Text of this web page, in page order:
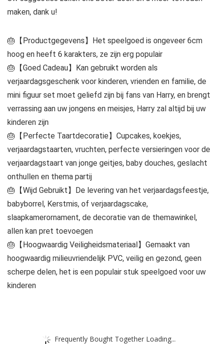
maken, dank u!
🎂【Productgegevens】Het speelgoed is ongeveer 6cm
hoog en heeft 6 karakters, ze zijn erg populair
🎂【Goed Cadeau】Kan gebruikt worden als
verjaardagsgeschenk voor kinderen, vrienden en familie, de
mini figuur set moet geliefd zijn bij fans van Harry, en brengt
verrassing aan uw jongens en meisjes, Harry zal altijd bij uw
kinderen zijn
🎂【Perfecte Taartdecoratie】Cupcakes, koekjes,
verjaardagstaarten, vruchten, perfecte versieringen voor de
verjaardagstaart van jonge geitjes, baby douches, geslacht
onthullen en thema partij
🎂【Wijd Gebruikt】De levering van het verjaardagsfeestje,
babyborrel, Kerstmis, of verjaardagscake,
slaapkamerornament, de decoratie van de themawinkel,
allen kan pret toevoegen
🎂【Hoogwaardig Veiligheidsmateriaal】Gemaakt van
hoogwaardig milieuvriendelijk PVC, veilig en gezond, geen
scherpe delen, het is een populair stuk speelgoed voor uw
kinderen
Frequently Bought Together Loading...